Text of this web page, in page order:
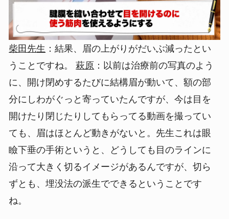
柴田先生 ：結果、眉の上がりがだいぶ減ったとい
うことですね。萩原 ：以前は治療前の写真のよう
に、開け閉めするたびに結構眉が動いて、額の部
分にしわがぐっと寄っていたんですが、今は目を
開けたり閉じたりしてもらってる動画を撮ってい
ても、眉はほとんど動きがないと。先生これは眼
瞼下垂の手術というと、どうしても目のラインに
沿って大きく切るイメージがあるんですが、切ら
ずとも、埋没法の派生でできるということです
ね。